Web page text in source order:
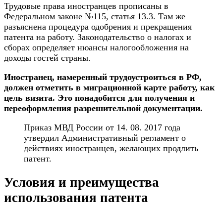
Трудовые права иностранцев прописаны в
Федеральном законе №115, статья 13.3. Там же
разъяснена процедура одобрения и прекращения
патента на работу. Законодательство о налогах и
сборах определяет нюансы налогообложения на
доходы гостей страны.
Иностранец, намеренный трудоустроиться в РФ,
должен отметить в миграционной карте работу, как
цель визита. Это понадобится для получения и
переоформления разрешительной документации.
Приказ МВД России от 14. 08. 2017 года
утвердил Административный регламент о
действиях иностранцев, желающих продлить
патент.
Условия и преимущества
использования патента